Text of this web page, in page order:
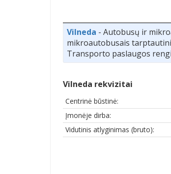
Vilneda - Autobusų ir
mikroautobusais
Transporto paslaugos
Vilneda rekvizitai
Centrinė būstinė:
Įmonėje dirba:
Vidutinis atlyginimas (bruto):